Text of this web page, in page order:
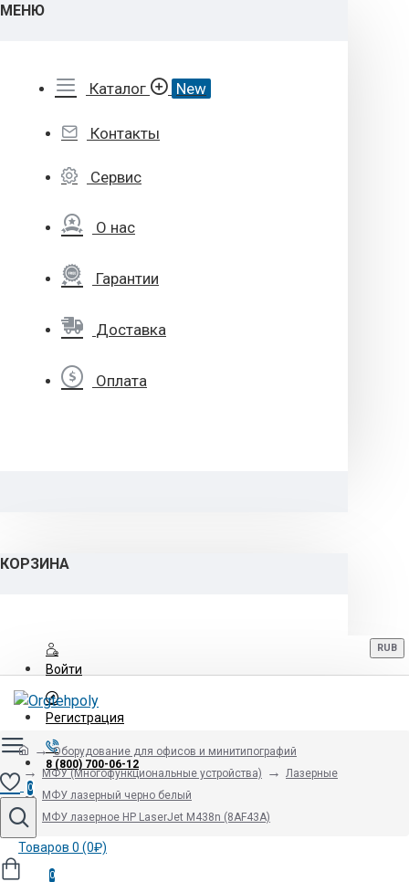
МЕНЮ
Каталог New
Контакты
Сервис
О нас
Гарантии
Доставка
Оплата
КОРЗИНА
Войти
Регистрация
8 (800) 700-06-12
RUB
0
Товаров 0 (0₽)
0
Оборудование для офисов и минитипографий
МФУ (Многофункциональные устройства)
Лазерные
МФУ лазерный черно белый
МФУ лазерное HP LaserJet M438n (8AF43A)